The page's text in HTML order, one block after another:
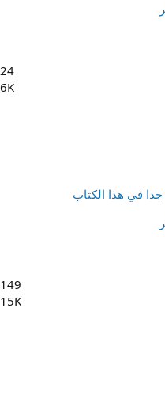
24
6K
في هذا الكتاب
149
15K